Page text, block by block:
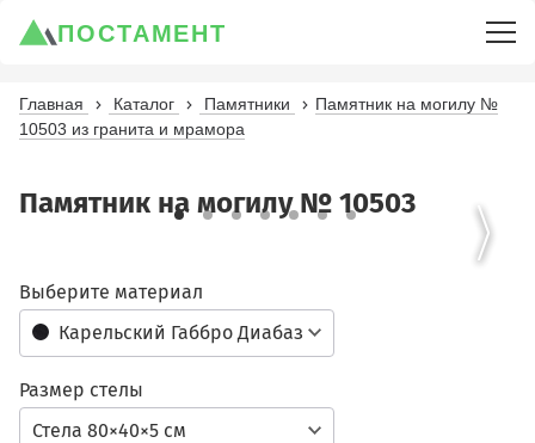
ПОСТАМЕНТ
Главная Каталог Памятники
Памятник на могилу №
10503 из гранита и мрамора
Памятник на могилу № 10503
Карельский Габбро Диабаз
Выберите материал
Стела 80×40×5 см
Размер стелы